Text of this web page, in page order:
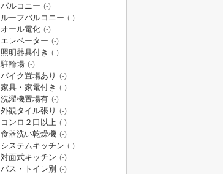
バルコニー (-)
ルーフバルコニー (-)
オール電化 (-)
エレベーター (-)
照明器具付き (-)
駐輪場 (-)
バイク置場あり (-)
家具・家電付き (-)
洗濯機置場有 (-)
外観タイル張り (-)
コンロ２口以上 (-)
食器洗い乾燥機 (-)
システムキッチン (-)
対面式キッチン (-)
バス・トイレ別 (-)